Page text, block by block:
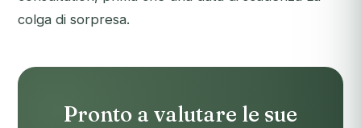
colga di sorpresa.
Pronto a valutare le sue